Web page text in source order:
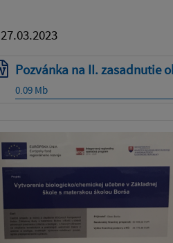
27.03.2023
Pozvánka na II. zasadnutie
0.09 Mb